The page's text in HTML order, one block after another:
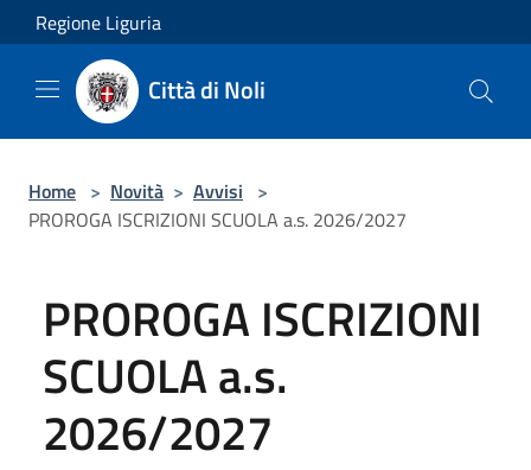
Salta al contenuto principale
Regione Liguria
Città di Noli
Home > Novità > Avvisi >
PROROGA ISCRIZIONI SCUOLA a.s. 2026/2027
PROROGA ISCRIZIONI
SCUOLA a.s.
2026/2027